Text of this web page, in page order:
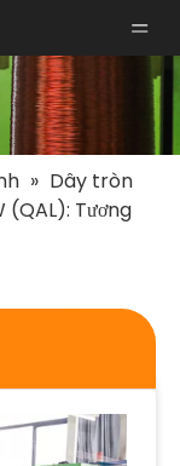
» Dây tròn
Tương